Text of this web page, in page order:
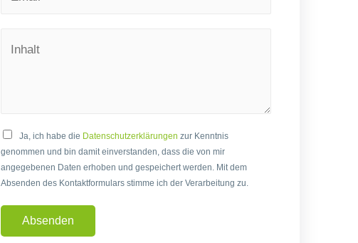
Ja, ich habe die Datenschutzerklärungen zur Kenntnis
genommen und bin damit einverstanden, dass die von mir
angegebenen Daten erhoben und gespeichert werden. Mit dem
Absenden des Kontaktformulars stimme ich der Verarbeitung zu.
Absenden